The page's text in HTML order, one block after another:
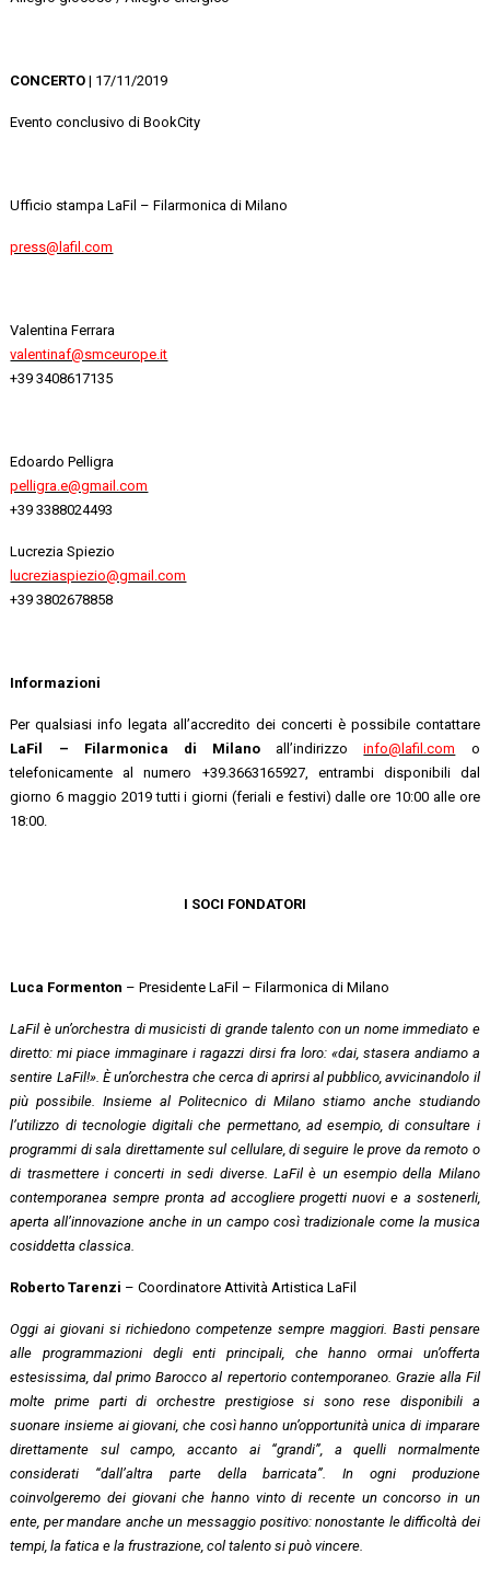
CONCERTO | 17/11/2019
Evento conclusivo di BookCity
Ufficio stampa LaFil – Filarmonica di Milano
press@lafil.com
Valentina Ferrara
valentinaf@smceurope.it
+39 3408617135
Edoardo Pelligra
pelligra.e@gmail.com
+39 3388024493
Lucrezia Spiezio
lucreziaspiezio@gmail.com
+39 3802678858
Informazioni
Per qualsiasi info legata all’accredito dei concerti è possibile contattare
LaFil – Filarmonica di Milano all’indirizzoinfo@lafil.com o
telefonicamente al numero +39.3663165927, entrambi disponibili dal
giorno 6 maggio 2019 tutti i giorni (feriali e festivi) dalle ore 10:00 alle ore
18:00.
I SOCI FONDATORI
Luca Formenton – Presidente LaFil – Filarmonica di Milano
LaFil è un’orchestra di musicisti di grande talento con un nome immediato e
diretto: mi piace immaginare i ragazzi dirsi fra loro: «dai, stasera andiamo a
sentire LaFil!». È un’orchestra che cerca di aprirsi al pubblico, avvicinandolo il
più possibile. Insieme al Politecnico di Milano stiamo anche studiando
l’utilizzo di tecnologie digitali che permettano, ad esempio, di consultare i
programmi di sala direttamente sul cellulare, di seguire le prove da remoto o
di trasmettere i concerti in sedi diverse. LaFil è un esempio della Milano
contemporanea sempre pronta ad accogliere progetti nuovi e a sostenerli,
aperta all’innovazione anche in un campo così tradizionale come la musica
cosiddetta classica
Roberto Tarenzi – Coordinatore Attività Artistica LaFil
Oggi ai giovani si richiedono competenze sempre maggiori. Basti pensare
alle programmazioni degli enti principali, che hanno ormai un’offerta
estesissima, dal primo Barocco al repertorio contemporaneo. Grazie alla Fil
molte prime parti di orchestre prestigiose si sono rese disponibili
a
suonare insieme ai giovani, che così hanno un’opportunità unica di imparare
direttamente sul campo, accanto ai “grandi”, a quelli normalmente
considerati “dall’altra parte della barricata”. In ogni produzione
coinvolgeremo dei giovani che hanno vinto di recente un concorso in un
ente, per mandare anche un messaggio positivo: nonostante le difficoltà dei
tempi, la fatica e la frustrazione, col talento si può vincere.